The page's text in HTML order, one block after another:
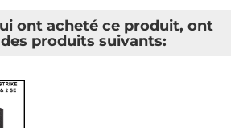
ont acheté ce produit, ont
produits suivants: